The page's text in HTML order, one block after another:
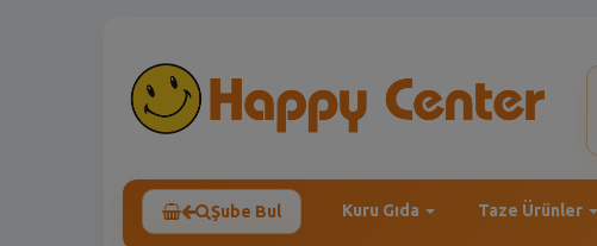
Şube Bul Kuru Gıda Taze Ürünler